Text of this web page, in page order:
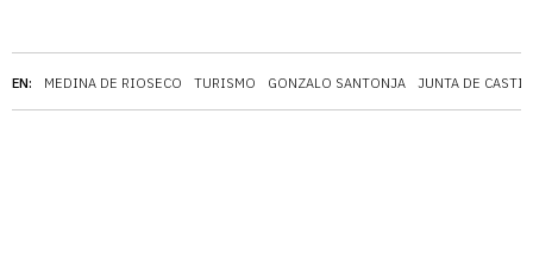
EN: MEDINA DE RIOSECO TURISMO GONZALO SANTONJA JUNTA DE